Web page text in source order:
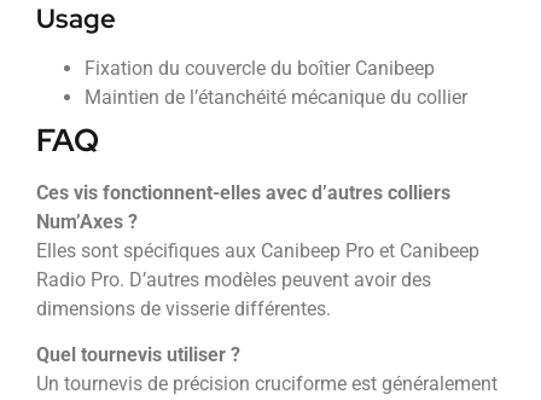
Usage
Fixation du couvercle du boîtier Canibeep
Maintien de l’étanchéité mécanique du collier
FAQ
Ces vis fonctionnent-elles avec d’autres colliers
Num’Axes ?
Elles sont spécifiques aux Canibeep Pro et Canibeep
Radio Pro. D’autres modèles peuvent avoir des
dimensions de visserie différentes.
Quel tournevis utiliser ?
Un tournevis de précision cruciforme est généralement